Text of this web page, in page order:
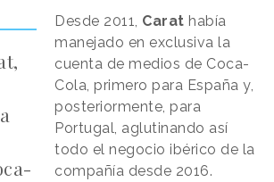
Desde 2011, Carat había
manejado en exclusiva la
cuenta de medios de Coca-
Cola, primero para España y,
posteriormente, para
Portugal, aglutinando así
todo el negocio ibérico de la
compañía desde 2016.